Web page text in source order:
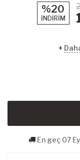
%20
İNDİRİM
+
En geç 07